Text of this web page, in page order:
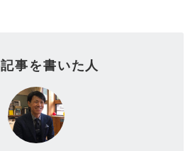
事を書いた人